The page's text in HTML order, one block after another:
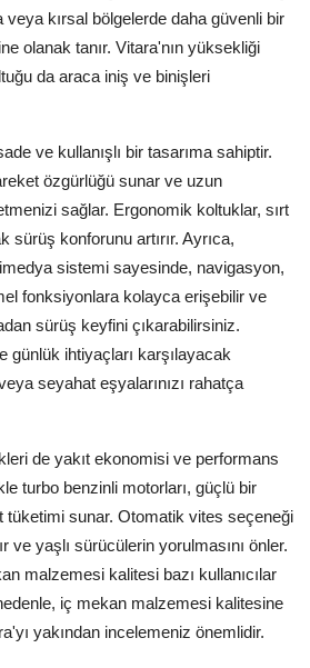
veya kırsal bölgelerde daha güvenli bir
olanak tanır. Vitara'nın yüksekliği
da araca iniş ve binişleri
ve kullanışlı bir tasarıma sahiptir.
özgürlüğü sunar ve uzun
sağlar. Ergonomik koltuklar, sırt
sürüş konforunu artırır. Ayrıca,
sistemi sayesinde, navigasyon,
fonksiyonlara kolayca erişebilir ve
sürüş keyfini çıkarabilirsiniz.
günlük ihtiyaçları karşılayacak
seyahat eşyalarınızı rahatça
de yakıt ekonomisi ve performans
turbo benzinli motorları, güçlü bir
tüketimi sunar. Otomatik vites seçeneği
ve yaşlı sürücülerin yorulmasını önler.
malzemesi kalitesi bazı kullanıcılar
iç mekan malzemesi kalitesine
yakından incelemeniz önemlidir.